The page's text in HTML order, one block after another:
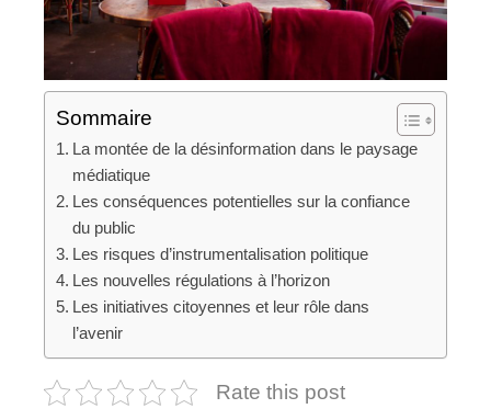
Sommaire
La montée de la désinformation dans le paysage
médiatique
Les conséquences potentielles sur la confiance
du public
Les risques d’instrumentalisation politique
Les nouvelles régulations à l’horizon
Les initiatives citoyennes et leur rôle dans
l’avenir
Rate this post